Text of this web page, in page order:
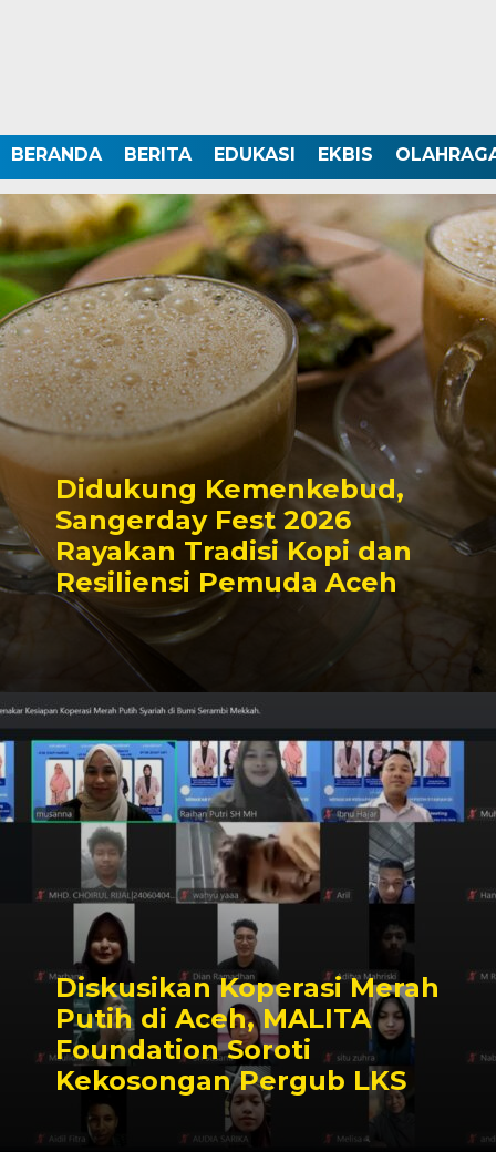
BERANDA BERITA EDUKASI EKBIS
Didukung Kemenkebud,
Sangerday Fest 2026
Rayakan Tradisi Kopi dan
Resiliensi Pemuda Aceh
Diskusikan Koperasi Merah
Putih di Aceh, MALITA
Foundation Soroti
Kekosongan Pergub LKS